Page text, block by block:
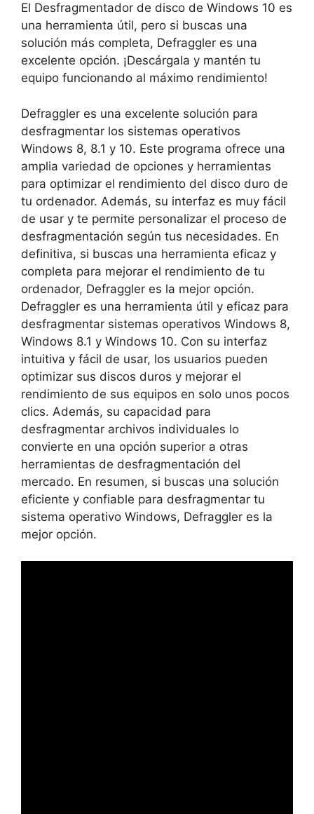
El Desfragmentador de disco de Windows 10 es
una herramienta útil, pero si buscas una
solución más completa, Defraggler es una
excelente opción. ¡Descárgala y mantén tu
equipo funcionando al máximo rendimiento!
Defraggler es una excelente solución para
desfragmentar los sistemas operativos
Windows 8, 8.1 y 10. Este programa ofrece una
amplia variedad de opciones y herramientas
para optimizar el rendimiento del disco duro de
tu ordenador. Además, su interfaz es muy fácil
de usar y te permite personalizar el proceso de
desfragmentación según tus necesidades. En
definitiva, si buscas una herramienta eficaz y
completa para mejorar el rendimiento de tu
ordenador, Defraggler es la mejor opción.
Defraggler es una herramienta útil y eficaz para
desfragmentar sistemas operativos Windows 8,
Windows 8.1 y Windows 10. Con su interfaz
intuitiva y fácil de usar, los usuarios pueden
optimizar sus discos duros y mejorar el
rendimiento de sus equipos en solo unos pocos
clics. Además, su capacidad para
desfragmentar archivos individuales lo
convierte en una opción superior a otras
herramientas de desfragmentación del
mercado. En resumen, si buscas una solución
eficiente y confiable para desfragmentar tu
sistema operativo Windows, Defraggler es la
mejor opción.